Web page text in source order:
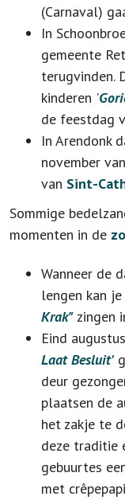
(Carnaval)
In
gemeente
terugvinden.
kinderen '
de feestdag
In Arendonk
november
van Sint-
Sommige
momenten in de
Wanneer de
lengen kan je
Krak" zingen
Eind
Laat Besluit'
deur
plaatsen de
het zakje te
deze traditie
gebuurtes
met